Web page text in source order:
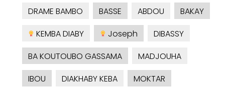
DRAME BAMBO
BASSE ABDOU
BAKAY
KEMBA DIABY
Joseph
DIBASSY
BA KOUTOUBO GASSAMA
MADJOUHA
IBOU
DIAKHABY KEBA
MOKTAR